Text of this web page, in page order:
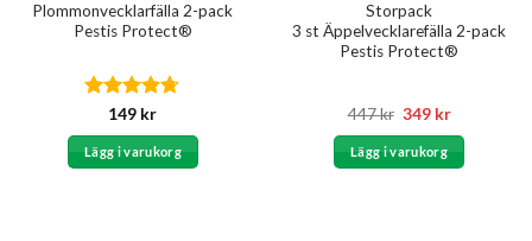
Plommonvecklarfälla 2-pack
Pestis Protect®
Betygsatt
4.67av 5
149 kr
Lägg i varukorg
Storpack
3 st Äppelvecklarefälla 2-pack
Pestis Protect®
447kr Det
priset
var:
447 kr.
349 krDet
priset
är:
349 kr.
Lägg i varukorg